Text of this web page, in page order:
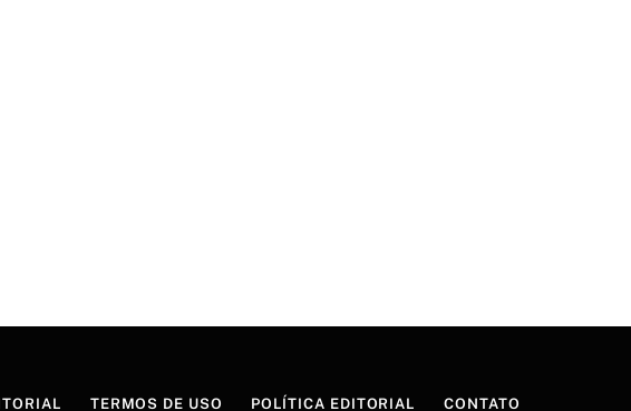
TERMOS DE USO POLÍTICA EDITORIAL CONTATO